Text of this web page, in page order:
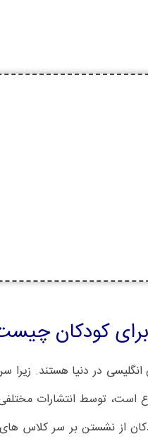
کودکان
در دنیا هستند. زیرا
است، توسط انتشارات
از نشستن بر سر کلاس